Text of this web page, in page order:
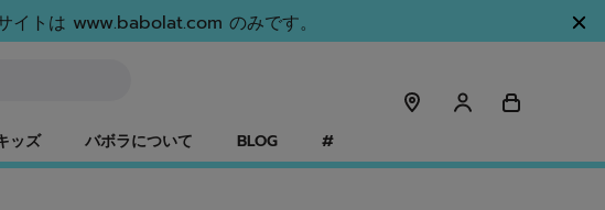
イトは www.babolat.com のみです。
ッズ バボラについて BLOG #